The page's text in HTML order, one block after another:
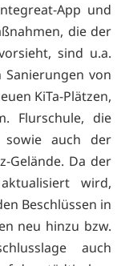
App und
die der
sind u.a.
von
KiTa-Plätzen,
Flurschule, die
sowie auch der
Gelände. Da der
wird,
Beschlüssen in
neu hinzu bzw.
auch